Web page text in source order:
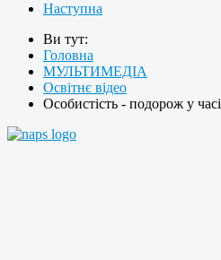
Наступна
Ви тут:
Головна
МУЛЬТИМЕДІА
Освітнє відео
Особистість - подорож у часі